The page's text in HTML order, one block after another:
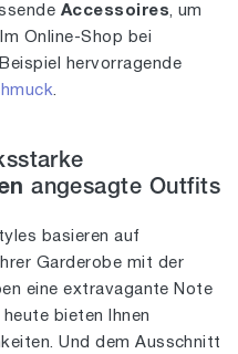
Accessoires, um
Online-Shop bei
hervorragende
.
angesagte Outfits
basieren auf
Garderobe mit der
eine extravagante Note
bieten Ihnen
Und dem Ausschnitt